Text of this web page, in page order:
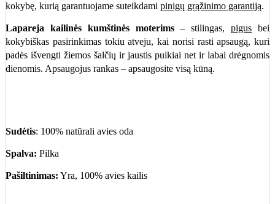
kokybę, kurią garantuojame suteikdami pinigų grąžinimo garantiją.
Lapareja kailinės kumštinės moterims– stilingas,pigus bei
kokybiškas pasirinkimas tokiu atveju, kai norisi rasti apsaugą, kuri
padės išvengti žiemos šalčių ir jaustis puikiai net ir labai drėgnomis
dienomis. Apsaugojus rankas – apsaugosite visą kūną.
Sudėtis: 100% natūrali avies oda
Spalva: Pilka
Pašiltinimas: Yra, 100% avies kailis